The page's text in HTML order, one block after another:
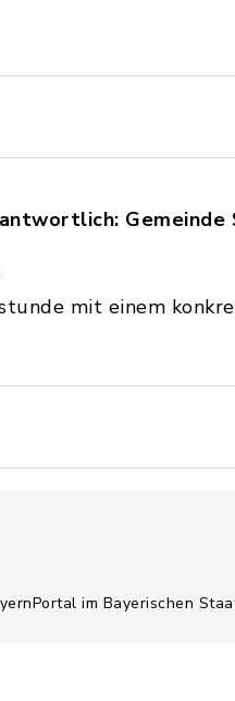
Gemeinde
mit einem
im Bayerischen